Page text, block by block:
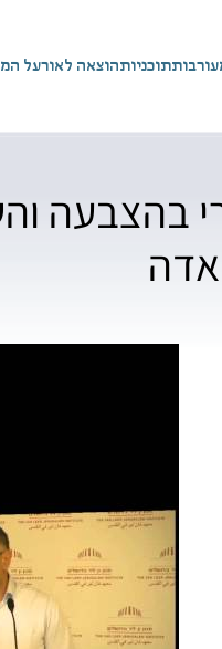
תוכניותהוצאה לאורעל
בהצבעה